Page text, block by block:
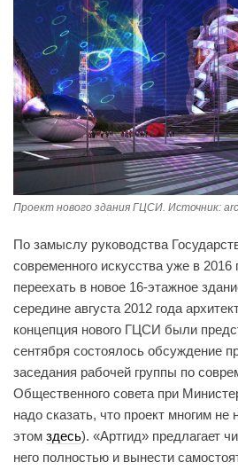
Проект нового здания ГЦСИ. Источник:
По замыслу руководства
современного искусства уже в
переехать в новое 16-этажное
середине августа 2012 года
концепция нового ГЦСИ были
сентября состоялось обсуждение
заседания рабочей группы по
Общественного совета при
надо сказать, что проект многим не
этом здесь). «Артгид» предлагает
него полностью и вынести